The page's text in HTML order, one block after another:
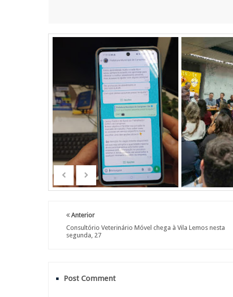
Anterior
Consultório Veterinário Móvel chega à Vila Lemos nesta
segunda, 27
Post Comment